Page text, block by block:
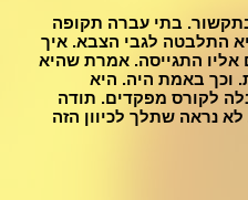
בתי עברה תקופה
התלבטה לגבי הצבא. איך
אליו התגייסה. אמרת שהיא
וכך באמת היה. היא
לקורס מפקדים. תודה
נראה שתלך לכיוון הזה